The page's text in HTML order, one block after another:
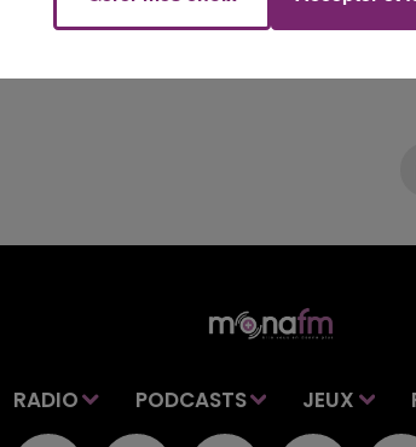
RADIO PODCASTS JEUX